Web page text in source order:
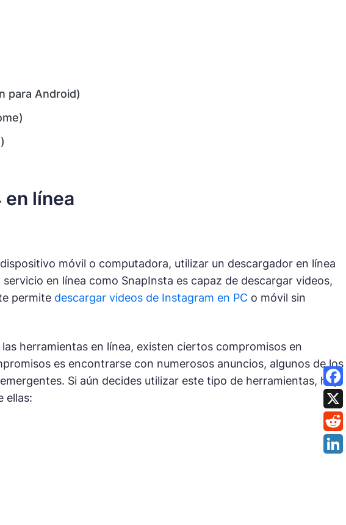
para Android)
en línea
móvil o computadora, utilizar un descargador en línea
en línea como SnapInsta es capaz de descargar videos,
permite descargar videos de Instagram en PC o móvil sin
herramientas en línea, existen ciertos compromisos en
es encontrarse con numerosos anuncios, algunos de los
Si aún decides utilizar este tipo de herramientas, hay
ellas: